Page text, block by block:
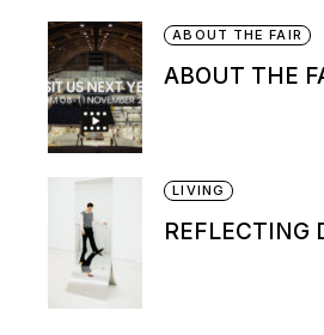
ABOUT THE FAIR
ABOUT THE
LIVING
REFLECTING